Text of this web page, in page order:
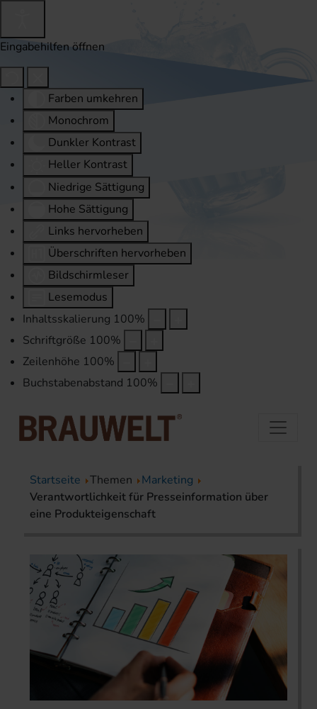
Eingabehilfen öffnen
Farben umkehren
Monochrom
Dunkler Kontrast
Heller Kontrast
Niedrige Sättigung
Hohe Sättigung
Links hervorheben
Überschriften hervorheben
Bildschirmleser
Lesemodus
Inhaltsskalierung 100%
Schriftgröße 100%
Zeilenhöhe 100%
Buchstabenabstand 100%
Startseite Themen
Marketing
Verantwortlichkeit für Presseinformation über
eine Produkteigenschaft